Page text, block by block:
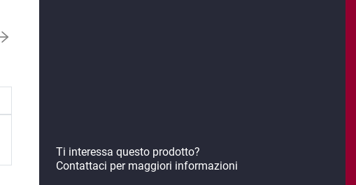
Ti interessa questo prodotto?
Contattaci per maggiori informazioni